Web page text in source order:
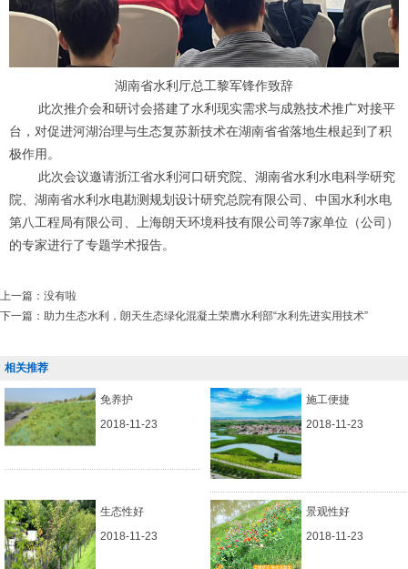
湖南省水利厅总工黎军锋作致辞
此次推介会和研讨会搭建了水利现实需求与成熟技术推广对接平
台，对促进河湖治理与生态复苏新技术在湖南省省落地生根起到了积
极作用。
此次会议邀请浙江省水利河口研究院、湖南省水利水电科学研究
院、湖南省水利水电勘测规划设计研究总院有限公司、中国水利水电
第八工程局有限公司、上海朗天环境科技有限公司等7家单位（公司）
的专家进行了专题学术报告。
上一篇： 没有啦
下一篇： 助力生态水利，朗天生态绿化混凝土荣膺水利部“水利先进实用技术”
相关推荐
免养护
2018-11-23
施工便捷
2018-11-23
生态性好
2018-11-23
景观性好
2018-11-23